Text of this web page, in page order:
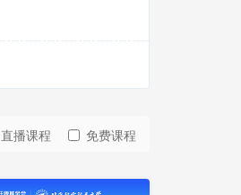
直播课程 免费课程